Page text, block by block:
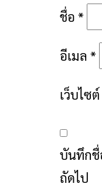
ชื่อ *
อีเมล *
เว็บไซต์
บันทึกชื่
ถัดไป